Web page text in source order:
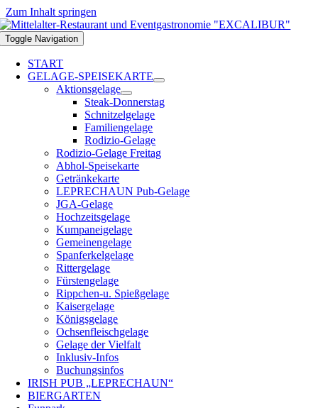
Zum Inhalt springen
Toggle Navigation
START
GELAGE-SPEISEKARTE
Aktionsgelage
Steak-Donnerstag
Schnitzelgelage
Familiengelage
Rodizio-Gelage
Rodizio-Gelage Freitag
Abhol-Speisekarte
Getränkekarte
LEPRECHAUN Pub-Gelage
JGA-Gelage
Hochzeitsgelage
Kumpaneigelage
Gemeinengelage
Spanferkelgelage
Rittergelage
Fürstengelage
Rippchen-u. Spießgelage
Kaisergelage
Königsgelage
Ochsenfleischgelage
Gelage der Vielfalt
Inklusiv-Infos
Buchungsinfos
IRISH PUB „LEPRECHAUN“
BIERGARTEN